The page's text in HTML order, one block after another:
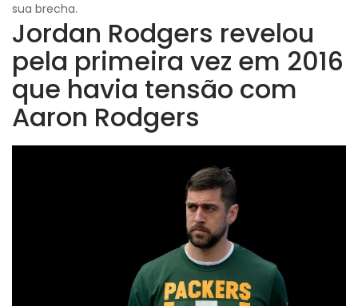
sua brecha.
Jordan Rodgers revelou
pela primeira vez em 2016
que havia tensão com
Aaron Rodgers